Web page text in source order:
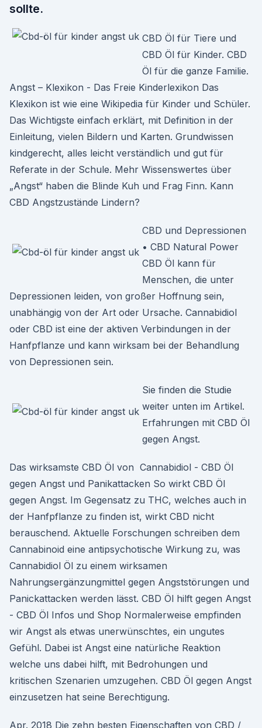
sollte.
CBD Öl für Tiere und
CBD Öl für Kinder. CBD
Öl für die ganze Familie.
Angst – Klexikon - Das Freie Kinderlexikon Das
Klexikon ist wie eine Wikipedia für Kinder und Schüler.
Das Wichtigste einfach erklärt, mit Definition in der
Einleitung, vielen Bildern und Karten. Grundwissen
kindgerecht, alles leicht verständlich und gut für
Referate in der Schule. Mehr Wissenswertes über
„Angst“ haben die Blinde Kuh und Frag Finn. Kann
CBD Angstzustände Lindern?
CBD und Depressionen
• CBD Natural Power
CBD Öl kann für
Menschen, die unter
Depressionen leiden, von großer Hoffnung sein,
unabhängig von der Art oder Ursache. Cannabidiol
oder CBD ist eine der aktiven Verbindungen in der
Hanfpflanze und kann wirksam bei der Behandlung
von Depressionen sein.
Sie finden die Studie
weiter unten im Artikel.
Erfahrungen mit CBD Öl
gegen Angst.
Das wirksamste CBD Öl von Cannabidiol - CBD Öl
gegen Angst und Panikattacken So wirkt CBD Öl
gegen Angst. Im Gegensatz zu THC, welches auch in
der Hanfpflanze zu finden ist, wirkt CBD nicht
berauschend. Aktuelle Forschungen schreiben dem
Cannabinoid eine antipsychotische Wirkung zu, was
Cannabidiol Öl zu einem wirksamen
Nahrungsergänzungmittel gegen Angststörungen und
Panickattacken werden lässt. CBD Öl hilft gegen Angst
- CBD Öl Infos und Shop Normalerweise empfinden
wir Angst als etwas unerwünschtes, ein ungutes
Gefühl. Dabei ist Angst eine natürliche Reaktion
welche uns dabei hilft, mit Bedrohungen und
kritischen Szenarien umzugehen. CBD Öl gegen Angst
einzusetzen hat seine Berechtigung.
Apr. 2018 Die zehn besten Eigenschaften von CBD /